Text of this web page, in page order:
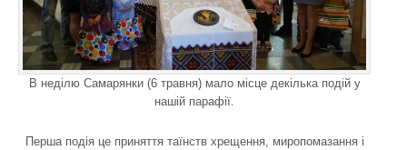
В неділю Самарянки (6 травня) мало місце декілька подій у
нашій парафії.
Перша подія це приняття таїнств хрещення, миропомазання і